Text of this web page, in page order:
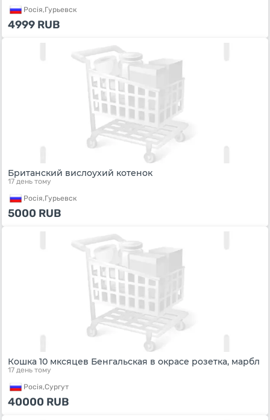
Росiя,Гурьевск
4999 RUB
Британский вислоухий котенок
17 день тому
Росiя,Гурьевск
5000 RUB
Кошка 10 мксяцев Бенгальская в окрасе розетка, марбл
17 день тому
Росiя,Сургут
40000 RUB